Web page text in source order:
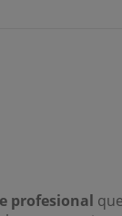
profesional